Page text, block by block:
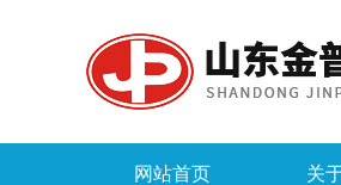
网站首页 关